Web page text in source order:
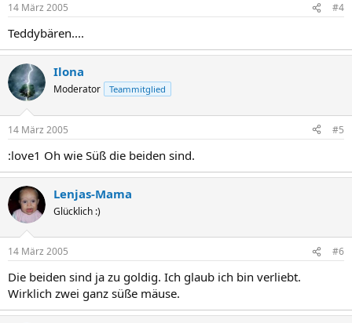
14 März 2005 #4
Teddybären....
Ilona
Moderator Teammitglied
14 März 2005 #5
:love1 Oh wie Süß die beiden sind.
Lenjas-Mama
Glücklich :)
14 März 2005 #6
Die beiden sind ja zu goldig. Ich glaub ich bin verliebt.
Wirklich zwei ganz süße mäuse.